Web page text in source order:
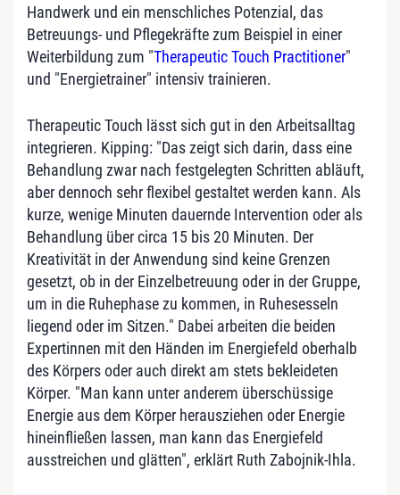
Handwerk und ein menschliches Potenzial, das
Betreuungs- und Pflegekräfte zum Beispiel in einer
Weiterbildung zum "Therapeutic Touch Practitioner"
und "Energietrainer" intensiv trainieren.
Therapeutic Touch lässt sich gut in den Arbeitsalltag
integrieren. Kipping: "Das zeigt sich darin, dass eine
Behandlung zwar nach festgelegten Schritten abläuft,
aber dennoch sehr flexibel gestaltet werden kann. Als
kurze, wenige Minuten dauernde Intervention oder als
Behandlung über circa 15 bis 20 Minuten. Der
Kreativität in der Anwendung sind keine Grenzen
gesetzt, ob in der Einzelbetreuung oder in der Gruppe,
um in die Ruhephase zu kommen, in Ruhesesseln
liegend oder im Sitzen." Dabei arbeiten die beiden
Expertinnen mit den Händen im Energiefeld oberhalb
des Körpers oder auch direkt am stets bekleideten
Körper. "Man kann unter anderem überschüssige
Energie aus dem Körper herausziehen oder Energie
hineinfließen lassen, man kann das Energiefeld
ausstreichen und glätten", erklärt Ruth Zabojnik-Ihla.